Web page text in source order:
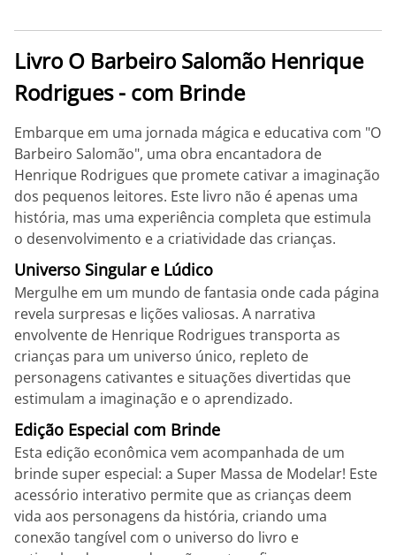
Livro O Barbeiro Salomão Henrique
Rodrigues - com Brinde
Embarque em uma jornada mágica e educativa com "O
Barbeiro Salomão", uma obra encantadora de
Henrique Rodrigues que promete cativar a imaginação
dos pequenos leitores. Este livro não é apenas uma
história, mas uma experiência completa que estimula
o desenvolvimento e a criatividade das crianças.
Universo Singular e Lúdico
Mergulhe em um mundo de fantasia onde cada página
revela surpresas e lições valiosas. A narrativa
envolvente de Henrique Rodrigues transporta as
crianças para um universo único, repleto de
personagens cativantes e situações divertidas que
estimulam a imaginação e o aprendizado.
Edição Especial com Brinde
Esta edição econômica vem acompanhada de um
brinde super especial: a Super Massa de Modelar! Este
acessório interativo permite que as crianças deem
vida aos personagens da história, criando uma
conexão tangível com o universo do livro e